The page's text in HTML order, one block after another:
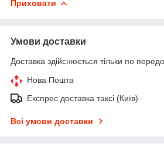
Приховати
Умови доставки
Доставка здійснюється тільки по
Нова Пошта
Експрес доставка таксі (Київ)
Всі умови доставки